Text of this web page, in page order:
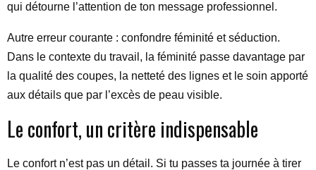
qui détourne l’attention de ton message professionnel.
Autre erreur courante : confondre féminité et séduction.
Dans le contexte du travail, la féminité passe davantage par
la qualité des coupes, la netteté des lignes et le soin apporté
aux détails que par l’excès de peau visible.
Le confort, un critère indispensable
Le confort n’est pas un détail. Si tu passes ta journée à tirer